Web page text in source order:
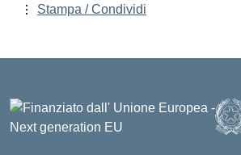
Stampa / Condividi